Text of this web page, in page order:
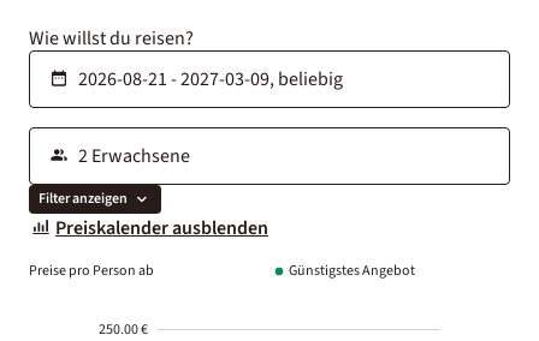
Wie willst du reisen?
Filter anzeigen
Preiskalender ausblenden
Preise pro Person ab Günstigstes Angebot
250.00 €